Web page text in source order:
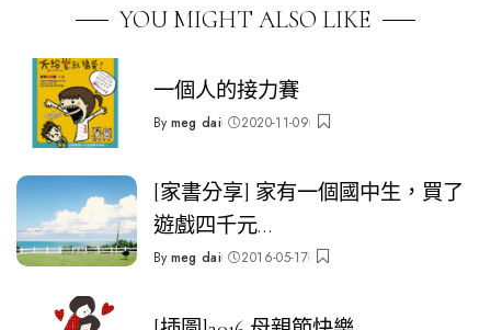
YOU MIGHT ALSO LIKE
一個人的接力賽
Posted
By meg dai 2020-11-09
[家書分享] 家有一個國中生，買了
遊戲四千元…
Posted
By meg dai 2016-05-17